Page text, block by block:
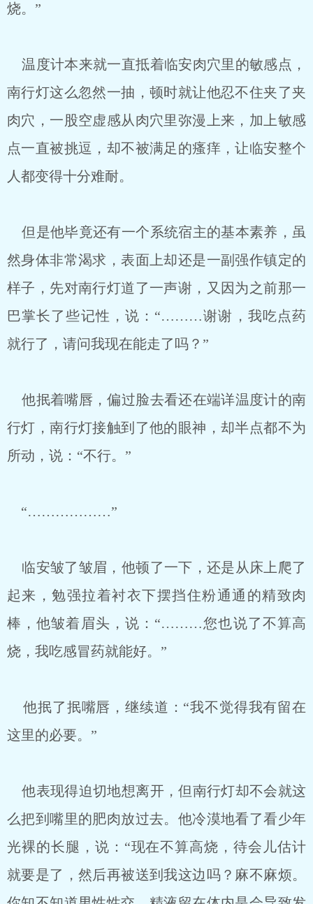
烧。”
温度计本来就一直抵着临安肉穴里的敏感点，
南行灯这么忽然一抽，顿时就让他忍不住夹了夹
肉穴，一股空虚感从肉穴里弥漫上来，加上敏感
点一直被挑逗，却不被满足的瘙痒，让临安整个
人都变得十分难耐。
但是他毕竟还有一个系统宿主的基本素养，虽
然身体非常渴求，表面上却还是一副强作镇定的
样子，先对南行灯道了一声谢，又因为之前那一
巴掌长了些记性，说：“………谢谢，我吃点药
就行了，请问我现在能走了吗？”
他抿着嘴唇，偏过脸去看还在端详温度计的南
行灯，南行灯接触到了他的眼神，却半点都不为
所动，说：“不行。”
“………………”
临安皱了皱眉，他顿了一下，还是从床上爬了
起来，勉强拉着衬衣下摆挡住粉通通的精致肉
棒，他皱着眉头，说：“………您也说了不算高
烧，我吃感冒药就能好。”
他抿了抿嘴唇，继续道：“我不觉得我有留在
这里的必要。”
他表现得迫切地想离开，但南行灯却不会就这
么把到嘴里的肥肉放过去。他冷漠地看了看少年
光裸的长腿，说：“现在不算高烧，待会儿估计
就要是了，然后再被送到我这边吗？麻不麻烦。